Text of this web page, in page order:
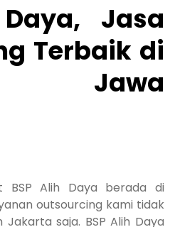
Jasa
Terbaik di
Jawa
BSP Alih Daya berada di
outsourcing kami tidak
saja. BSP Alih Daya